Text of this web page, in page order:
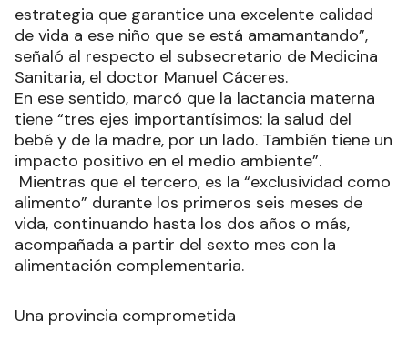
estrategia que garantice una excelente calidad
de vida a ese niño que se está amamantando”,
señaló al respecto el subsecretario de Medicina
Sanitaria, el doctor Manuel Cáceres.
En ese sentido, marcó que la lactancia materna
tiene “tres ejes importantísimos: la salud del
bebé y de la madre, por un lado. También tiene un
impacto positivo en el medio ambiente”.
Mientras que el tercero, es la “exclusividad como
alimento” durante los primeros seis meses de
vida, continuando hasta los dos años o más,
acompañada a partir del sexto mes con la
alimentación complementaria.
Una provincia comprometida